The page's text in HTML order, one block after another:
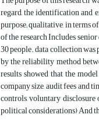
regard, the identification and
purpose; qualitative, in terms
of the research Includes
30 people. data collection
by the reliability method
results showed that the
company size, audit fees and
controls, voluntary
political considerations) And